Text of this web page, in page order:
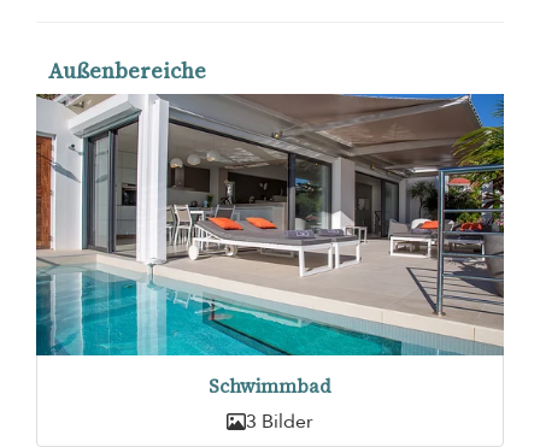
Außenbereiche
Schwimmbad
3 Bilder